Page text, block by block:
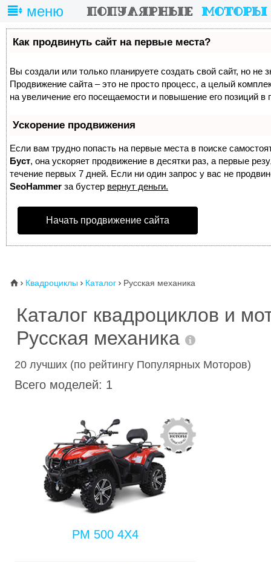
меню
Как продвинуть сайт на первые места?
Вы создали или только планируете создать свой сайт, но не
Продвижение сайта – это не просто процесс, а целый
на увеличение его посещаемости и повышение его позиций в
Ускорение продвижения
Если вам трудно попасть на первые места в поиске
Буст, она ускоряет продвижение в десятки раз, а первые
течение первых 7 дней. Если ни один запрос у вас не
SeoHammer за бустер вернут деньги.
Начать продвижение сайта
⌂  Квадроциклы  Каталог  Русская механика
Каталог квадроциклов и
Русская механика
20 лучших (по рейтингу Популярных Моторов)
Всего моделей: 1
РМ 500 4Х4